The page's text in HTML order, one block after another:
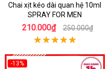
Chai xịt kéo dài quan hệ 10ml
SPRAY FOR MEN
210.000₫ 250.000₫
-13%